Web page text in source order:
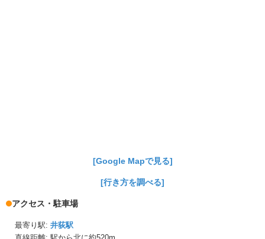
[Google Mapで見る]
[行き方を調べる]
アクセス・駐車場
最寄り駅: 井荻駅